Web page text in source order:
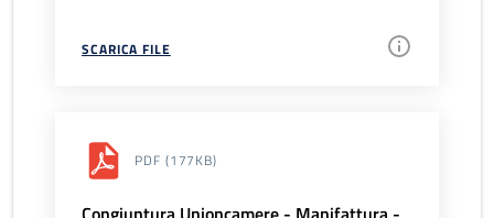
SCARICA FILE
PDF (177KB)